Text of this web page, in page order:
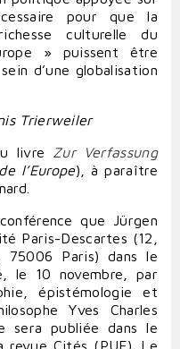
pour que la
culturelle du
» puissent être
d’une globalisation
Trierweiler
livre Zur Verfassung
l’Europe), à paraître
que Jürgen
Paris-Descartes (12,
75006 Paris) dans le
le 10 novembre, par
épistémologie et
Yves Charles
sera publiée dans le
revue Cités (PUF). Le